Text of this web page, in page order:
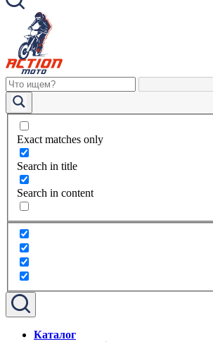
Exact matches only
Search in title
Search in content
Каталог